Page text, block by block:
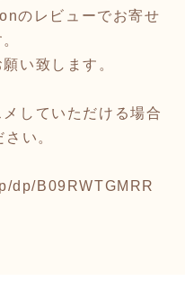
のレビューでお寄せ
い致します。
していただける場合
い。
dp/B09RWTGMRR